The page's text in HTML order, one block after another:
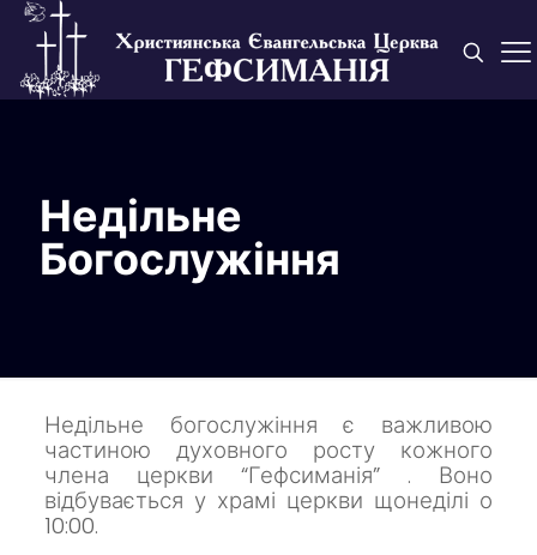
Недільне
Богослужіння
Недільне богослужіння є важливою
частиною духовного росту кожного
члена церкви “Гефсиманія” . Воно
відбувається у храмі церкви щонеділі о
10:00.